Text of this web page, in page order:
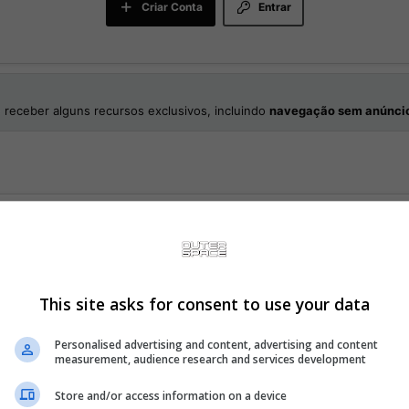
Entrar
Criar Conta
alguns recursos exclusivos, incluindo navegação sem
Adicional
com validade inicial de um ano. Depois, se os participantes
This site asks for consent to use your data
Personalised advertising and content, advertising and content
measurement, audience research and services development
Store and/or access information on a device